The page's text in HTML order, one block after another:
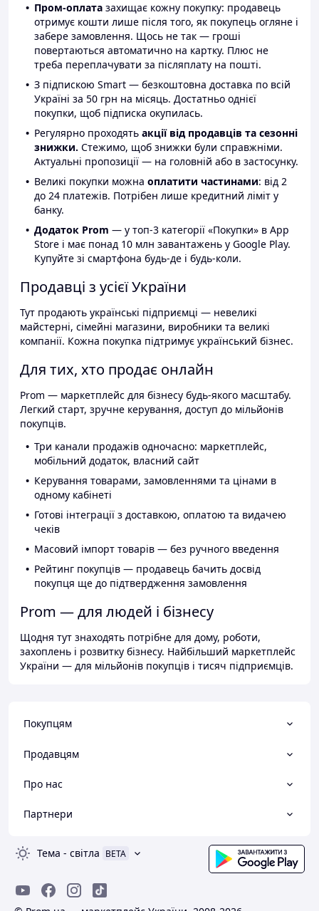
Пром-оплата захищає кожну покупку: продавець
отримує кошти лише після того, як покупець огляне і
забере замовлення. Щось не так — гроші
повертаються автоматично на картку. Плюс не
треба переплачувати за післяплату на пошті.
З підпискою Smart — безкоштовна доставка по всій
Україні за 50 грн на місяць. Достатньо однієї
покупки, щоб підписка окупилась.
Регулярно проходять акції від продавців та сезонні
знижки. Стежимо, щоб знижки були справжніми.
Актуальні пропозиції — на головній або в застосунку.
Великі покупки можна оплатити частинами: від 2
до 24 платежів. Потрібен лише кредитний ліміт у
банку.
Додаток Prom — у топ-3 категорії «Покупки» в App
Store і має понад 10 млн завантажень у Google Play.
Купуйте зі смартфона будь-де і будь-коли.
Продавці з усієї України
Тут продають українські підприємці — невеликі
майстерні, сімейні магазини, виробники та великі
компанії. Кожна покупка підтримує український бізнес.
Для тих, хто продає онлайн
Prom — маркетплейс для бізнесу будь-якого масштабу.
Легкий старт, зручне керування, доступ до мільйонів
покупців.
Три канали продажів одночасно: маркетплейс,
мобільний додаток, власний сайт
Керування товарами, замовленнями та цінами в
одному кабінеті
Готові інтеграції з доставкою, оплатою та видачею
чеків
Масовий імпорт товарів — без ручного введення
Рейтинг покупців — продавець бачить досвід
покупця ще до підтвердження замовлення
Prom — для людей і бізнесу
Щодня тут знаходять потрібне для дому, роботи,
захоплень і розвитку бізнесу. Найбільший маркетплейс
України — для мільйонів покупців і тисяч підприємців.
Покупцям
Продавцям
Про нас
Партнери
Тема - світла BETA